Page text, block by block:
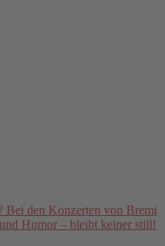
Bei den Konzerten von Bremi
Humor – bleibt keiner still!